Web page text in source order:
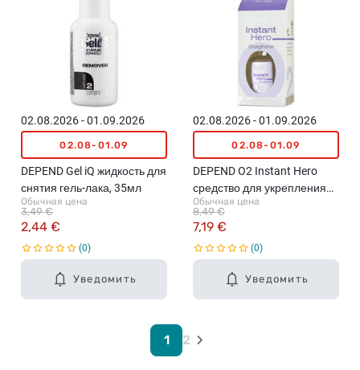
Уведомить
02.08.2026 - 01.09.2026
02.08-01.09
DEPEND Gel iQ жидкость для
снятия гель-лака, 35мл
Обычная цена
2,44 €
3,49 €
0
Уведомить
02.08.2026 - 01.09.2026
02.08-01.09
DEPEND O2 Instant Hero
средство для укрепления
ногтей, 11мл
Обычная цена
7,19 €
8,49 €
0
1 2